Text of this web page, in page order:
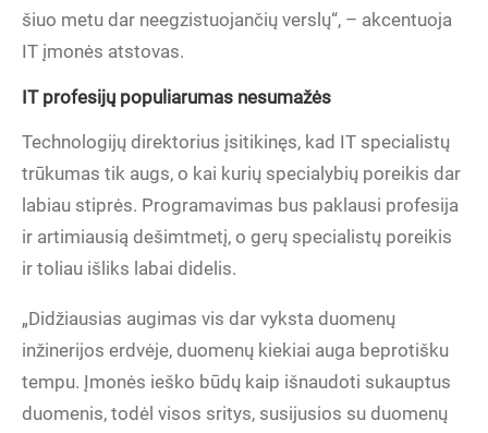
šiuo metu dar neegzistuojančių verslų“, – akcentuoja
IT įmonės atstovas.
IT profesijų populiarumas nesumažės
Technologijų direktorius įsitikinęs, kad IT specialistų
trūkumas tik augs, o kai kurių specialybių poreikis dar
labiau stiprės. Programavimas bus paklausi profesija
ir artimiausią dešimtmetį, o gerų specialistų poreikis
ir toliau išliks labai didelis.
„Didžiausias augimas vis dar vyksta duomenų
inžinerijos erdvėje, duomenų kiekiai auga beprotišku
tempu. Įmonės ieško būdų kaip išnaudoti sukauptus
duomenis, todėl visos sritys, susijusios su duomenų